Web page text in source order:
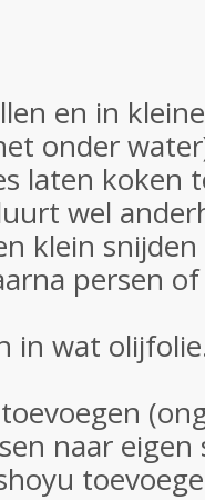
en in
onder
laten koken
wel
klein snijden
persen
in wat
naar eigen